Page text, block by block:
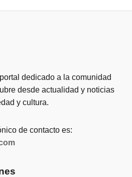
dedicado a la comunidad
desde actualidad y noticias
y cultura.
de contacto es: